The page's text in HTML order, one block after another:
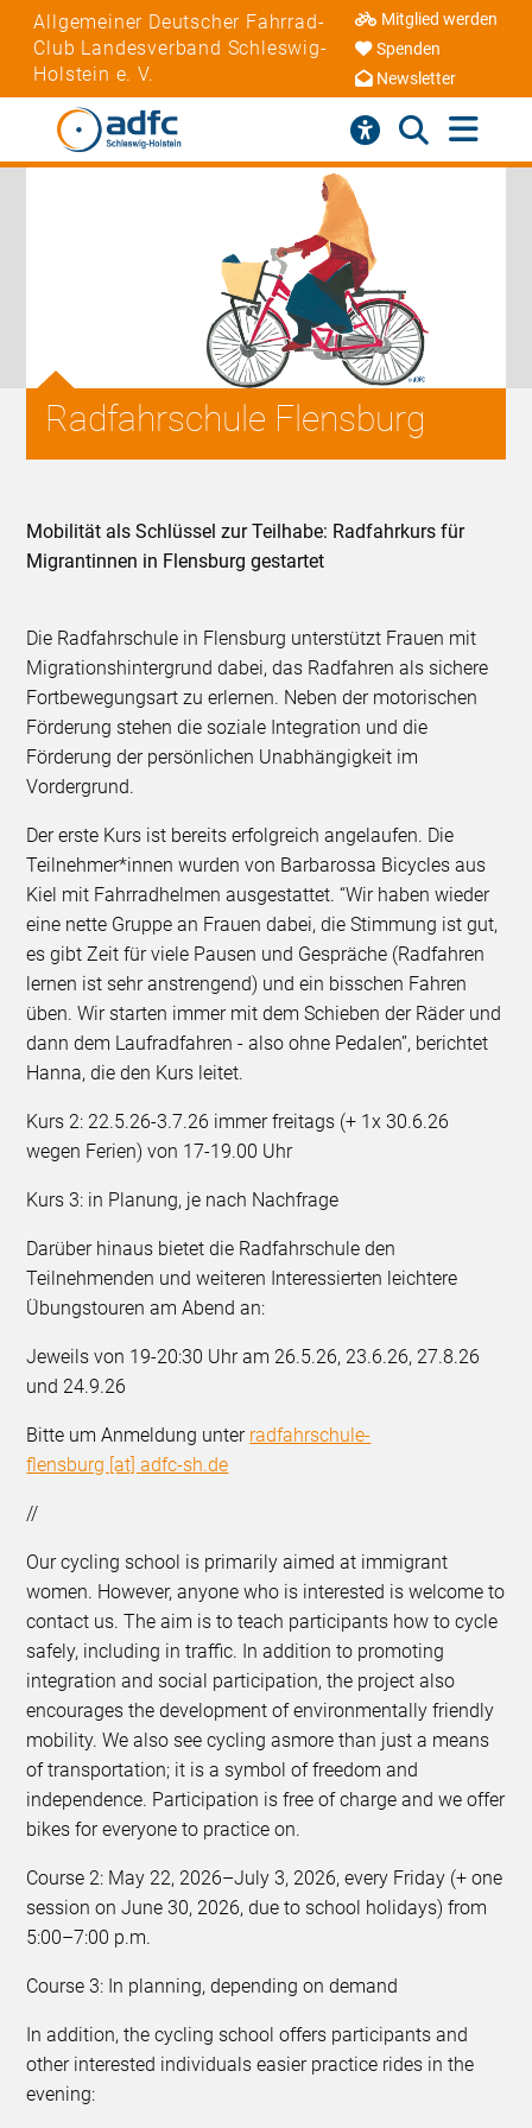
Allgemeiner Deutscher Fahrrad-
Club Landesverband Schleswig-
Holstein e. V.
Mitglied werden
Spenden
Newsletter
Radfahrschule Flensburg
Mobilität als Schlüssel zur Teilhabe: Radfahrkurs für
Migrantinnen in Flensburg gestartet
Die Radfahrschule in Flensburg unterstützt Frauen mit
Migrationshintergrund dabei, das Radfahren als sichere
Fortbewegungsart zu erlernen. Neben der motorischen
Förderung stehen die soziale Integration und die
Förderung der persönlichen Unabhängigkeit im
Vordergrund.
Der erste Kurs ist bereits erfolgreich angelaufen. Die
Teilnehmer*innen wurden von Barbarossa Bicycles aus
Kiel mit Fahrradhelmen ausgestattet. “Wir haben wieder
eine nette Gruppe an Frauen dabei, die Stimmung ist gut,
es gibt Zeit für viele Pausen und Gespräche (Radfahren
lernen ist sehr anstrengend) und ein bisschen Fahren
üben. Wir starten immer mit dem Schieben der Räder und
dann dem Laufradfahren - also ohne Pedalen”, berichtet
Hanna, die den Kurs leitet.
Kurs 2: 22.5.26-3.7.26 immer freitags (+ 1x 30.6.26
wegen Ferien) von 17-19.00 Uhr
Kurs 3: in Planung, je nach Nachfrage
Darüber hinaus bietet die Radfahrschule den
Teilnehmenden und weiteren Interessierten leichtere
Übungstouren am Abend an:
Jeweils von 19-20:30 Uhr am 26.5.26, 23.6.26, 27.8.26
und 24.9.26
Bitte um Anmeldung unter radfahrschule-
flensburg [at] adfc-sh.de
//
Our cycling school is primarily aimed at immigrant
women. However, anyone who is interested is welcome to
contact us. The aim is to teach participants how to cycle
safely, including in traffic. In addition to promoting
integration and social participation, the project also
encourages the development of environmentally friendly
mobility. We also see cycling asmore than just a means
of transportation; it is a symbol of freedom and
independence. Participation is free of charge and we offer
bikes for everyone to practice on.
Course 2: May 22, 2026–July 3, 2026, every Friday (+ one
session on June 30, 2026, due to school holidays) from
5:00–7:00 p.m.
Course 3: In planning, depending on demand
In addition, the cycling school offers participants and
other interested individuals easier practice rides in the
evening: